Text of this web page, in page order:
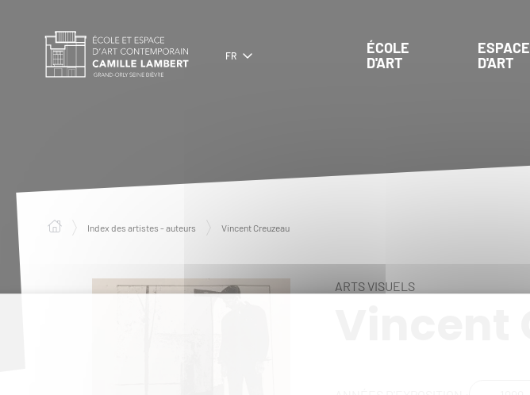
FR
ÉCOLE
D'ART
ESPACE
D'ART
Index des artistes - auteurs Vincent Creuzeau
ARTS VISUELS